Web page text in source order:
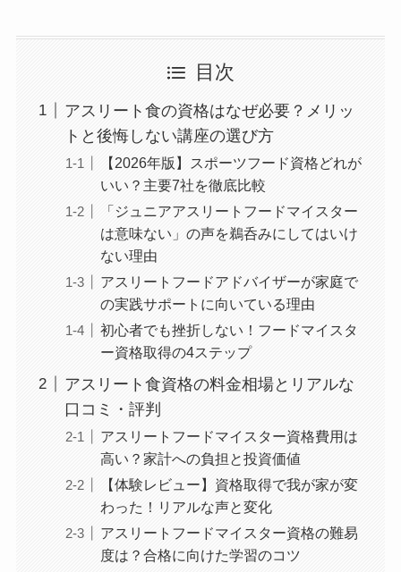
目次
アスリート食の資格はなぜ必要？メリッ
トと後悔しない講座の選び方
【2026年版】スポーツフード資格どれが
いい？主要7社を徹底比較
「ジュニアアスリートフードマイスター
は意味ない」の声を鵜呑みにしてはいけ
ない理由
アスリートフードアドバイザーが家庭で
の実践サポートに向いている理由
初心者でも挫折しない！フードマイスタ
ー資格取得の4ステップ
アスリート食資格の料金相場とリアルな
口コミ・評判
アスリートフードマイスター資格費用は
高い？家計への負担と投資価値
【体験レビュー】資格取得で我が家が変
わった！リアルな声と変化
アスリートフードマイスター資格の難易
度は？合格に向けた学習のコツ